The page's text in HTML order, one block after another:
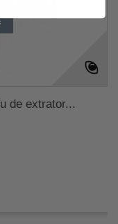
de extrator...